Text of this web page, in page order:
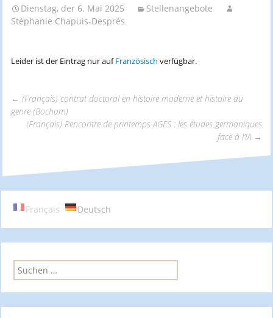
Dienstag, der 6. Mai 2025
Stellenangebote
Stéphanie Chapuis-Després
Leider ist der Eintrag nur aufFranzösisch verfügbar.
Beitrags-
Navigation
← (Français) contrat doctoral en histoire moderne et histoire du
genre (Bochum)
(Français) Rencontre de printemps AGES : les études germaniques
face à l’IA →
Français Deutsch
S
u